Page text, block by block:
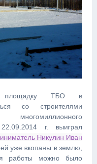
площадку ТБО в
со строителями
г. выиграл
Никулин Иван
уже вкопаны в землю,
работы можно было